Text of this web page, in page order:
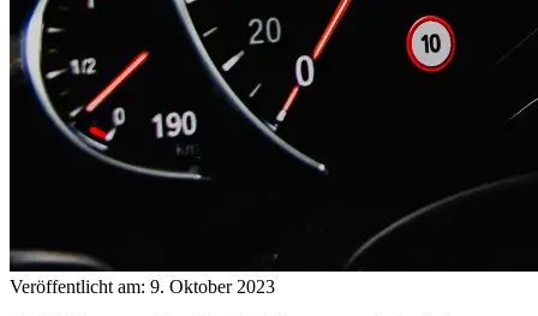
Veröffentlicht am: 9. Oktober 2023